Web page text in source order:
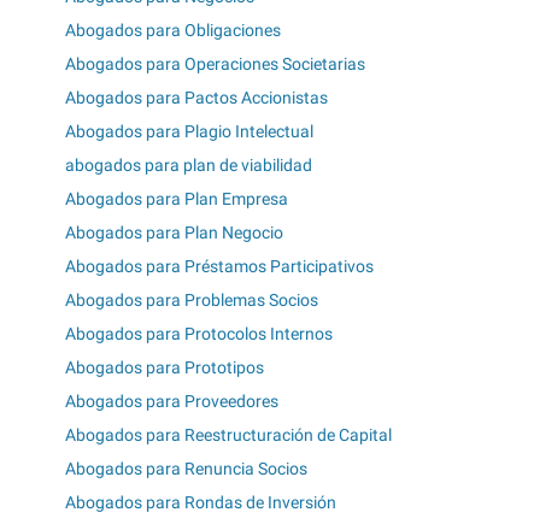
Abogados para Obligaciones
Abogados para Operaciones Societarias
Abogados para Pactos Accionistas
Abogados para Plagio Intelectual
abogados para plan de viabilidad
Abogados para Plan Empresa
Abogados para Plan Negocio
Abogados para Préstamos Participativos
Abogados para Problemas Socios
Abogados para Protocolos Internos
Abogados para Prototipos
Abogados para Proveedores
Abogados para Reestructuración de Capital
Abogados para Renuncia Socios
Abogados para Rondas de Inversión